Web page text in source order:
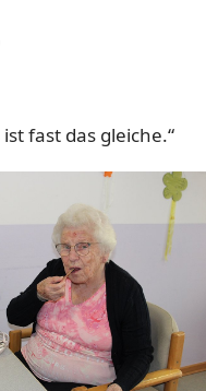
fast das gleiche.“